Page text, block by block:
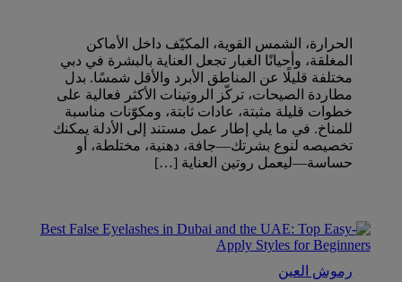
الحرارة، الشمس القوية، المكيّف داخل الأماكن
المغلقة، وأحيانًا الغبار تجعل العناية بالبشرة في دبي
مختلفة قليلًا عن المناطق الأبرد والأقل شمسًا. بدل
مطاردة الصيحات، تركّز الروتينات الأكثر فعالية على
خطوات قليلة مثبتة، عادات ثابتة، ومكوّنات مناسبة
للمناخ. في ما يلي إطار عمل مستند إلى الأدلة يمكنك
تخصيصه لنوع بشرتك—جافة، دهنية، مختلطة، أو
حساسة—ليعمل روتين العناية […]
رموش العين